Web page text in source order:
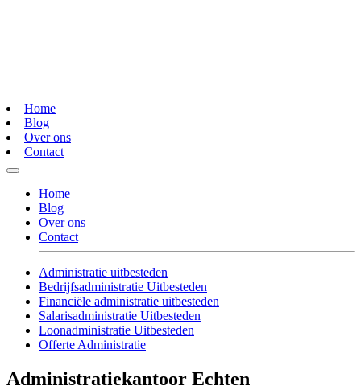
Home
Blog
Over ons
Contact
Home
Blog
Over ons
Contact
Administratie uitbesteden
Bedrijfsadministratie Uitbesteden
Financiële administratie uitbesteden
Salarisadministratie Uitbesteden
Loonadministratie Uitbesteden
Offerte Administratie
Administratiekantoor Echten